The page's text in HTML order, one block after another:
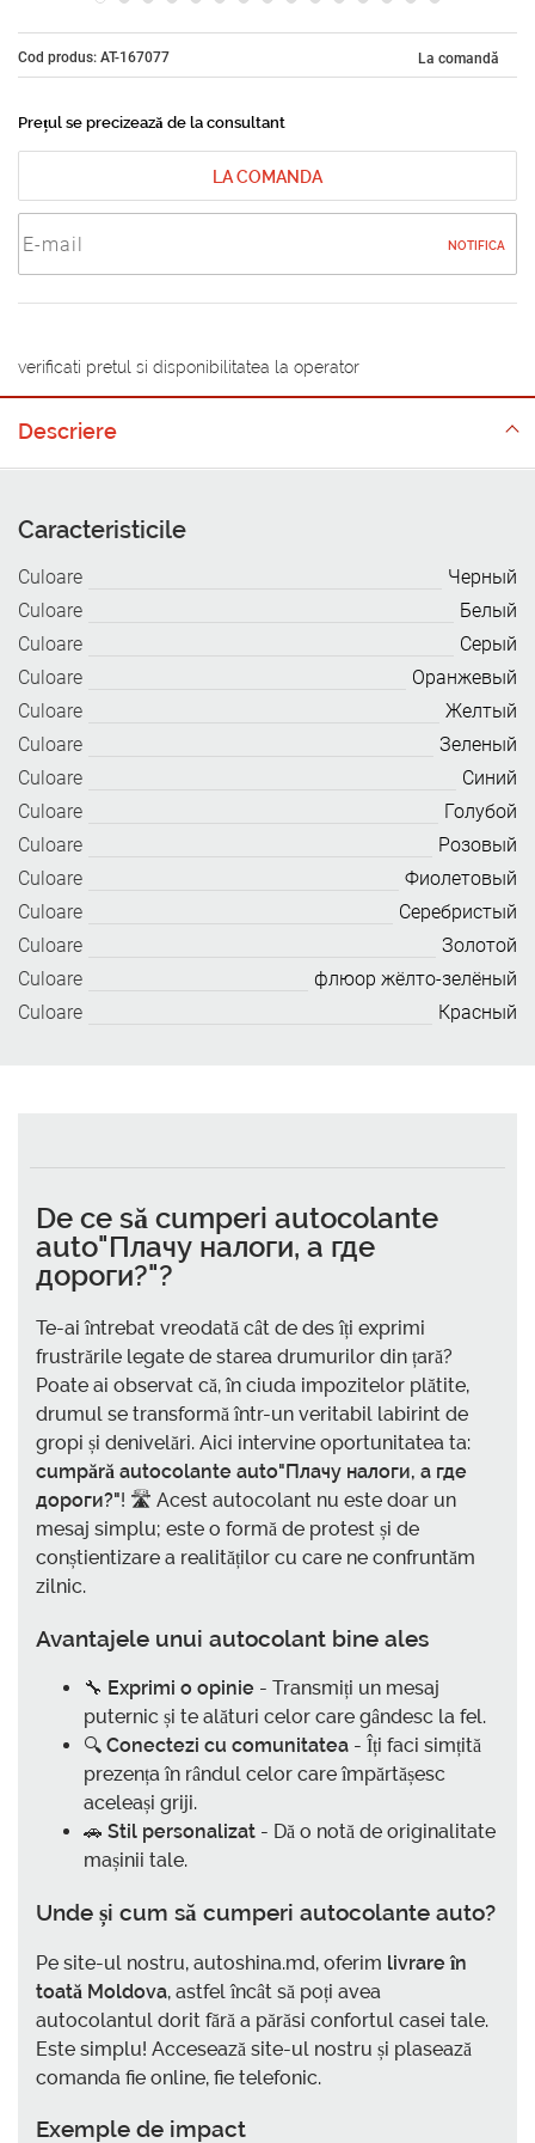
Cod produs: AT-167077 La comandă
Prețul se precizează de la consultant
LA COMANDA
NOTIFICA
verificati pretul si disponibilitatea la operator
Descriere
Caracteristicile
Culoare
Черный
Culoare
Белый
Culoare
Серый
Culoare
Оранжевый
Culoare
Желтый
Culoare
Зеленый
Culoare
Синий
Culoare
Голубой
Culoare
Розовый
Culoare
Фиолетовый
Culoare
Серебристый
Culoare
Золотой
Culoare
флюор жёлто-зелёный
Culoare
Красный
De ce să cumperi autocolante
auto"Плачу налоги, а где
дороги?"?
Te-ai întrebat vreodată cât de des îți exprimi
frustrările legate de starea drumurilor din țară?
Poate ai observat că, în ciuda impozitelor plătite,
drumul se transformă într-un veritabil labirint de
gropi și denivelări. Aici intervine oportunitatea ta:
cumpără autocolante auto"Плачу налоги, а где
дороги?"! 🛣️ Acest autocolant nu este doar un
mesaj simplu; este o formă de protest și de
conștientizare a realităților cu care ne confruntăm
zilnic.
Avantajele unui autocolant bine ales
🔧 Exprimi o opinie - Transmiți un mesaj
puternic și te alături celor care gândesc la fel.
🔍 Conectezi cu comunitatea - Îți faci simțită
prezența în rândul celor care împărtășesc
aceleași griji.
🚗 Stil personalizat - Dă o notă de originalitate
mașinii tale.
Unde și cum să cumperi autocolante auto?
Pe site-ul nostru, autoshina.md, oferim livrare în
toată Moldova, astfel încât să poți avea
autocolantul dorit fără a părăsi confortul casei tale.
Este simplu! Accesează site-ul nostru și plasează
comanda fie online, fie telefonic.
Exemple de impact